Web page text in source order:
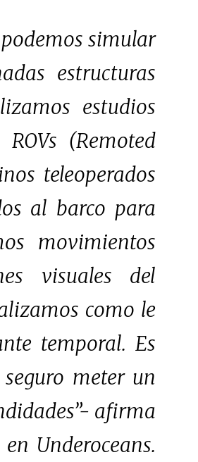
simular
estructuras
estudios
(Remoted
teleoperados
al barco para
movimientos
visuales del
como le
temporal. Es
meter un
afirma
Underoceans.